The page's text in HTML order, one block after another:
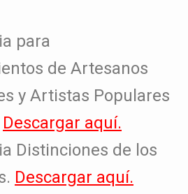
para
de Artesanos
y Artistas Populares
Descargar aquí.
Distinciones de los
Descargar aquí.